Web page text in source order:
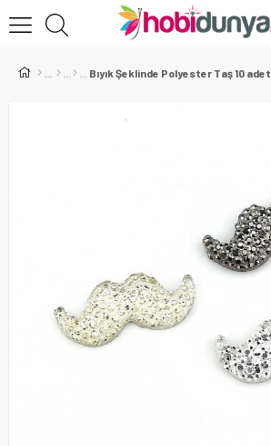
Bıyık Şeklinde Polyester Taş 10 adet